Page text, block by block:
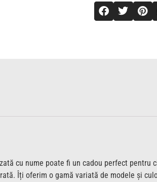
cu nume poate fi un cadou perfect
Îți oferim o gamă variată de modele și